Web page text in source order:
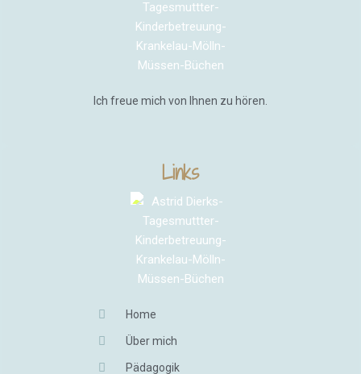
Ich freue mich von Ihnen zu hören.
Links
Home
Über mich
Pädagogik